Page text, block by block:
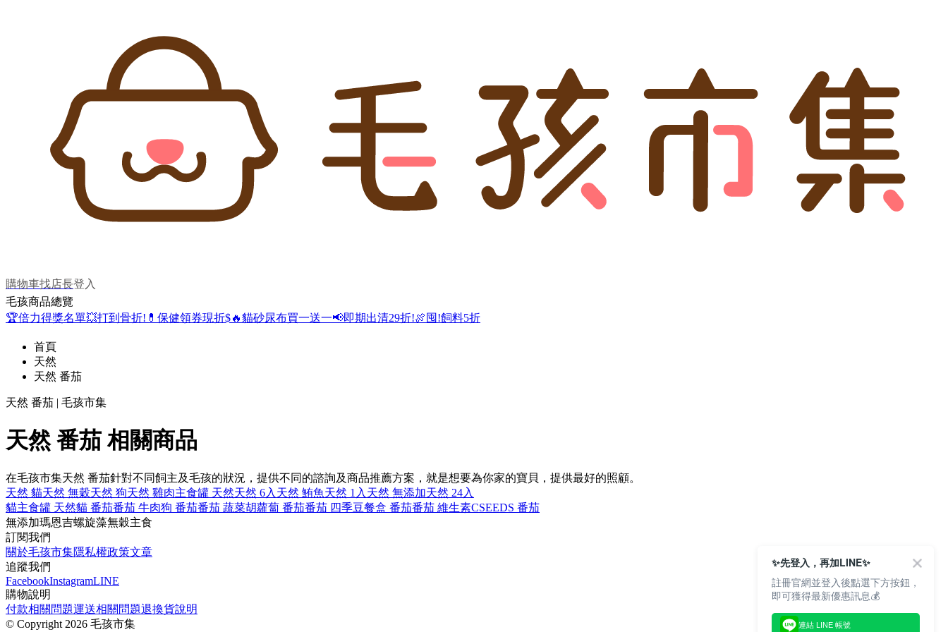
購物車找店長登入
毛孩商品總覽
🏆倍力得獎名單💥打到骨折! 💊保健領券現折$🔥貓砂尿布買一送一📢即期出清29折!🍖囤!飼料5折
首頁
天然
天然 番茄
天然 番茄 | 毛孩市集
天然 番茄 相關商品
在毛孩市集天然 番茄針對不同飼主及毛孩的狀況，提供不同的諮詢及商品推薦方案，就是想要為你家的寶貝，提供最好的照顧。
天然 貓天然 無穀天然 狗天然 雞肉主食罐 天然天然 6入天然 鮪魚天然 1入天然 無添加天然 24入
貓主食罐 天然貓 番茄番茄 牛肉狗 番茄番茄 蔬菜胡蘿蔔 番茄番茄 四季豆餐盒 番茄番茄 維生素CSEEDS 番茄
無添加瑪恩吉螺旋藻無穀主食
訂閱我們
關於毛孩市集隱私權政策文章
追蹤我們
FacebookInstagramLINE
購物說明
付款相關問題運送相關問題退換貨說明
© Copyright 2026 毛孩市集
✨先登入，再加LINE✨
註冊官網並登入後點選下方按鈕，
即可獲得最新優惠訊息💰
連結 LINE 帳號